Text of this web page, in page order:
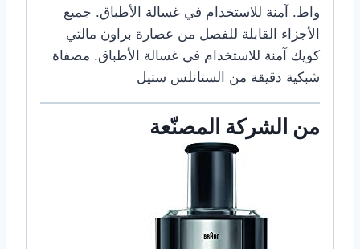
واط. آمنة للاستخدام في غسالة الأطباق. جميع
الأجزاء القابلة للفصل من عصارة براون مالتي
كويك آمنة للاستخدام في غسالة الأطباق. مصفاة
شبكية دقيقة من الستانلس ستيل
من الشركة المصنّعة